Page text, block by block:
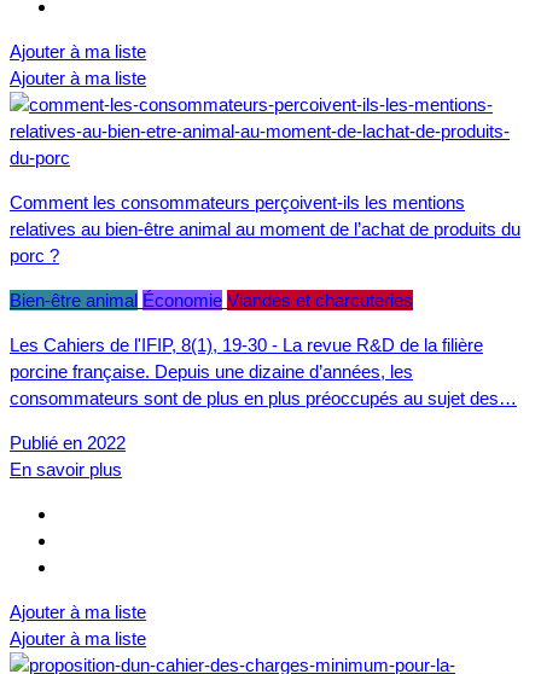
Ajouter à ma liste
Ajouter à ma liste
Comment les consommateurs perçoivent-ils les mentions
relatives au bien-être animal au moment de l’achat de produits du
porc ?
Bien-être animal Économie Viandes et charcuteries
Les Cahiers de l'IFIP, 8(1), 19-30 - La revue R&D de la filière
porcine française. Depuis une dizaine d’années, les
consommateurs sont de plus en plus préoccupés au sujet des…
Publié en 2022
En savoir plus
Ajouter à ma liste
Ajouter à ma liste